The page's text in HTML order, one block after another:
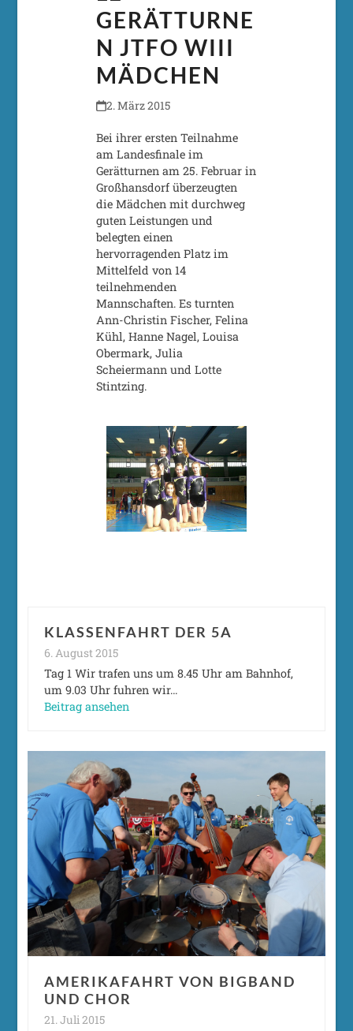
GERÄTTURNE
N JTFO WIII
MÄDCHEN
2. März 2015
Bei ihrer ersten Teilnahme
am Landesfinale im
Gerätturnen am 25. Februar in
Großhansdorf überzeugten
die Mädchen mit durchweg
guten Leistungen und
belegten einen
hervorragenden Platz im
Mittelfeld von 14
teilnehmenden
Mannschaften. Es turnten
Ann-Christin Fischer, Felina
Kühl, Hanne Nagel, Louisa
Obermark, Julia
Scheiermann und Lotte
Stintzing.
KLASSENFAHRT DER 5A
6. August 2015
Tag 1 Wir trafen uns um 8.45 Uhr am Bahnhof,
um 9.03 Uhr fuhren wir…
Beitrag ansehen
AMERIKAFAHRT VON BIGBAND
UND CHOR
21. Juli 2015